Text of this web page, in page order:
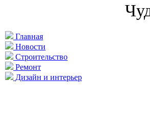
Главная
Новости
Строительство
Ремонт
Дизайн и интерьер